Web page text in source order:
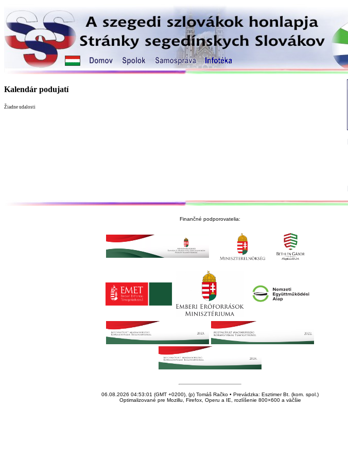
Kalendár podujatí
Žiadne udalosti
Finančné podporovatelia:
06.08.2026 04:53:01 (GMT +0200), (p) Tomáš Račko • Prevádzka: Esztimer Bt. (kom. spol.)
Optimalizované pre Mozillu, Firefox, Operu a IE, rozlíšenie 800×600 a väčšie